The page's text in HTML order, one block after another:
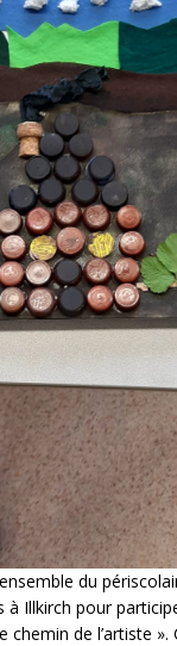
du
à Illkirch pour
chemin de l’artiste